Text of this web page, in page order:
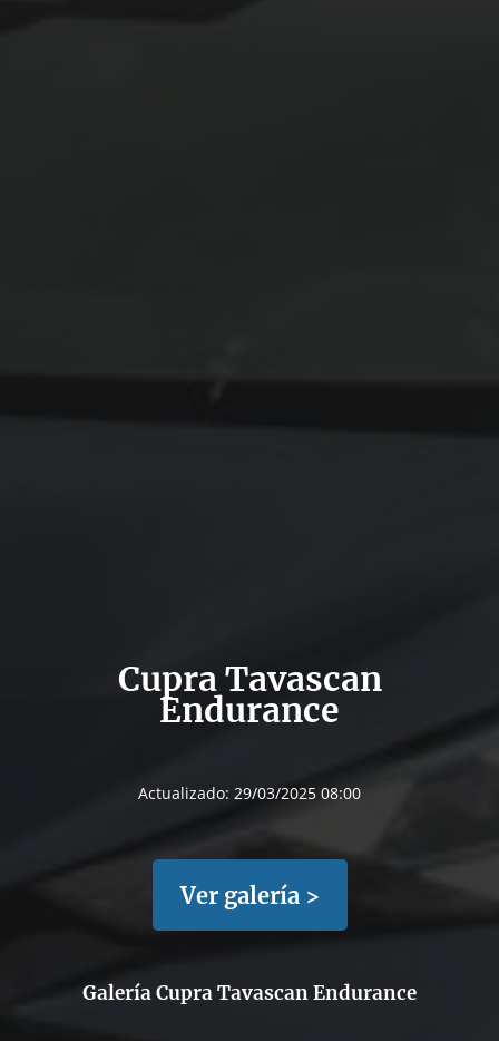
Cupra Tavascan
Endurance
Actualizado: 29/03/2025 08:00
Ver galería >
Galería Cupra Tavascan Endurance